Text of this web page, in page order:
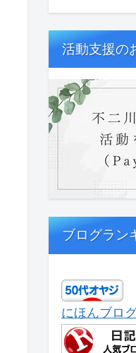
活動支援の
ブログラン
にほんブロ